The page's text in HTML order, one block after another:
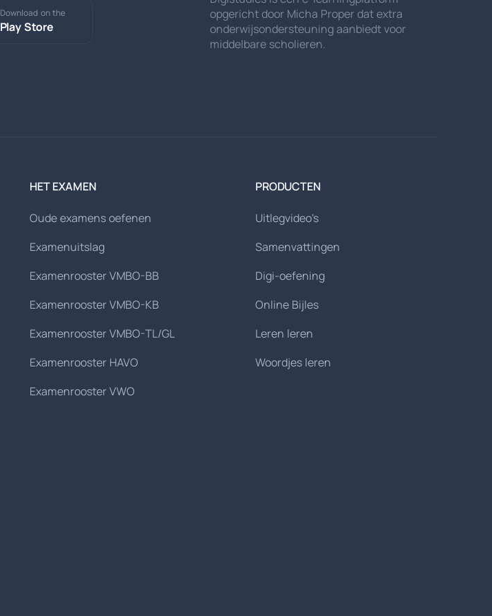
Download on the
Play Store
opgericht door Micha Proper dat extra
onderwijsondersteuning aanbiedt voor
middelbare scholieren.
HET EXAMEN
Oude examens oefenen
Examenuitslag
Examenrooster VMBO-BB
Examenrooster VMBO-KB
Examenrooster VMBO-TL/GL
Examenrooster HAVO
Examenrooster VWO
PRODUCTEN
Uitlegvideo's
Samenvattingen
Digi-oefening
Online Bijles
Leren leren
Woordjes leren